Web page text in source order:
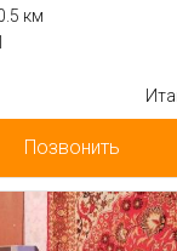
км
Позвонить